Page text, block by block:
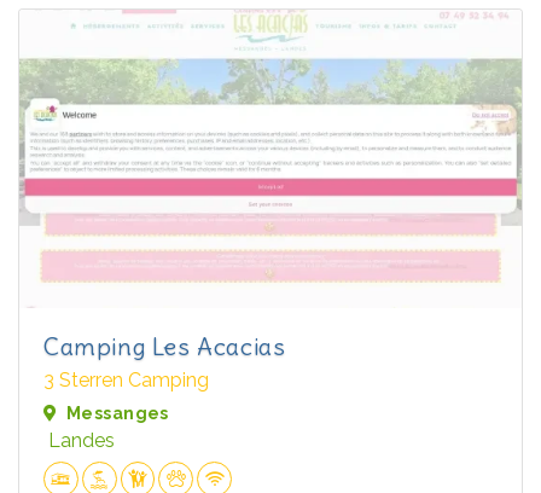
Camping Les Acacias
3 Sterren Camping
Messanges
Landes